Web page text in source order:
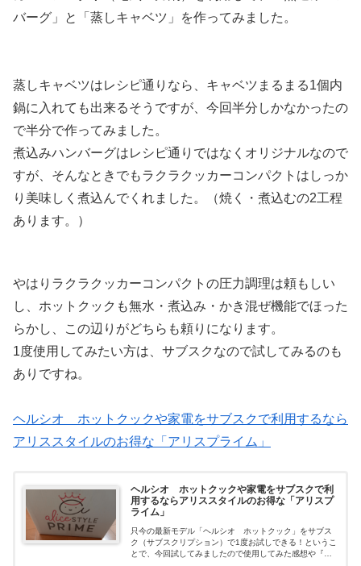
バーグ」と「蒸しキャベツ」を作ってみました。
蒸しキャベツはレシピ通りなら、キャベツまるまる1個内
鍋に入れても出来るそうですが、今回半分しかなかったの
で半分で作ってみました。
煮込みハンバーグはレシピ通りではなくオリジナルなので
すが、そんなときでもラクラクッカーコンパクトはしっか
り美味しく煮込んでくれました。（焼く・煮込むの2工程
あります。）
やはりラクラクッカーコンパクトの圧力調理は頼もしい
し、ホットクックも無水・煮込み・かき混ぜ機能でほった
らかし、この辺りがどちらも頼りになります。
1度使用してみたい方は、サブスクなので試してみるのも
ありですね。
ヘルシオ ホットクックや家電をサブスクで利用するなら
アリススタイルのお得な「アリスプライム」
ヘルシオ ホットクックや家電をサブスクで利
用するならアリススタイルのお得な「アリスプ
ライム」
只今の最新モデル「ヘルシオ ホットクック」をサブス
ク（サブスクリプション）で1度お試しできる！というこ
とで、今回試してみましたので使用してみた感想や『ア